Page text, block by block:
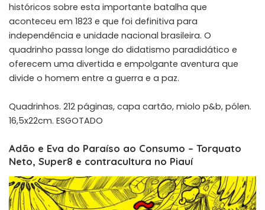
históricos sobre esta importante batalha que
aconteceu em 1823 e que foi definitiva para
independência e unidade nacional brasileira. O
quadrinho passa longe do didatismo paradidático e
oferecem uma divertida e empolgante aventura que
divide o homem entre a guerra e a paz.
Quadrinhos. 212 páginas, capa cartão, miolo p&b, pólen.
16,5x22cm. ESGOTADO
Adão e Eva do Paraíso ao Consumo – Torquato
Neto, Super8 e contracultura no Piauí